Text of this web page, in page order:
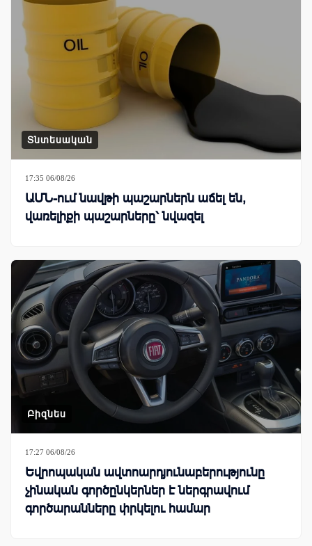
Տնտեսական
17:35 06/08/26
ԱՄՆ-ում նավթի պաշարներն աճել են,
վառելիքի պաշարները՝ նվազել
Բիզնես
17:27 06/08/26
Եվրոպական ավտոարդյունաբերությունը
չինական գործընկերներ է ներգրավում
գործարանները փրկելու համար